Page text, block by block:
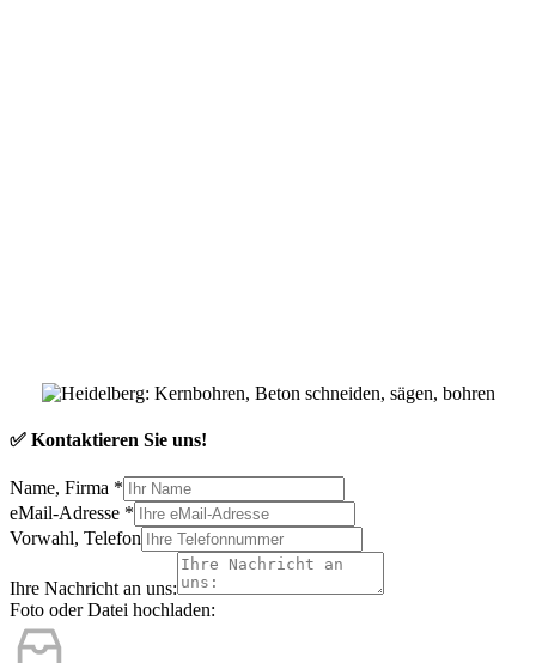
✅ Kontaktieren Sie uns!
Name, Firma *
eMail-Adresse *
Vorwahl, Telefon
Ihre Nachricht an uns:
Foto oder Datei hochladen: